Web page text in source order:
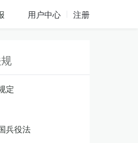
用户中心 注册
定
兵役法